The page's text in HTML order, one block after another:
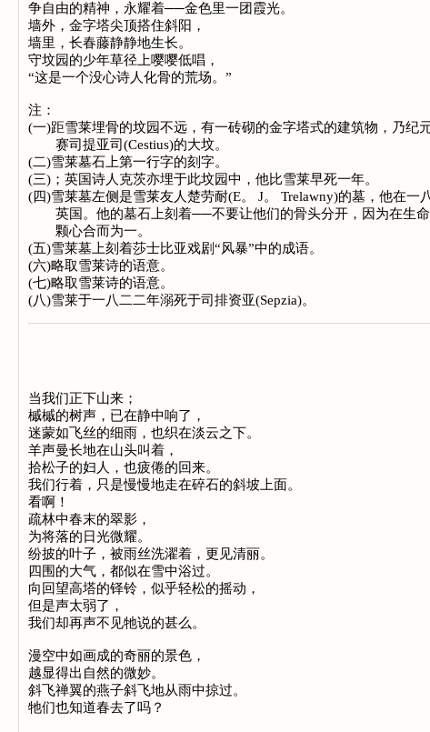
争自由的精神，永耀着──金色里一团霞光。
墙外，金字塔尖顶搭住斜阳，
墙里，长春藤静静地生长。
守坟园的少年草径上嘤嘤低唱，
“这是一个没心诗人化骨的荒场。”
注：
(一)距雪莱埋骨的坟园不远，有一砖砌的金字塔式的建筑物，乃纪
赛司提亚司(Cestius)的大坟。
(二)雪莱墓石上第一行字的刻字。
(三)；英国诗人克茨亦埋于此坟园中，他比雪莱早死一年。
(四)雪莱墓左侧是雪莱友人楚劳耐(E。 J。 Trelawny)的墓，他在一
英国。他的墓石上刻着──不要让他们的骨头分开，因为在生命
颗心合而为一。
(五)雪莱墓上刻着莎士比亚戏剧“风暴”中的成语。
(六)略取雪莱诗的语意。
(七)略取雪莱诗的语意。
(八)雪莱于一八二二年溺死于司排资亚(Sepzia)。
当我们正下山来；
槭槭的树声，已在静中响了，
迷蒙如飞丝的细雨，也织在淡云之下。
羊声曼长地在山头叫着，
拾松子的妇人，也疲倦的回来。
我们行着，只是慢慢地走在碎石的斜坡上面。
看啊！
疏林中春末的翠影，
为将落的日光微耀。
纷披的叶子，被雨丝洗濯着，更见清丽。
四围的大气，都似在雪中浴过。
向回望高塔的铎铃，似乎轻松的摇动，
但是声太弱了，
我们却再声不见牠说的甚么。
漫空中如画成的奇丽的景色，
越显得出自然的微妙。
斜飞禅翼的燕子斜飞地从雨中掠过。
牠们也知道春去了吗？